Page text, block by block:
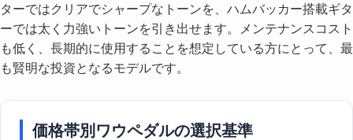
ターではクリアでシャープなトーンを、ハムバッカー搭載ギタ
ーでは太く力強いトーンを引き出せます。メンテナンスコスト
も低く、長期的に使用することを想定している方にとって、最
も賢明な投資となるモデルです。
価格帯別ワウペダルの選択基準